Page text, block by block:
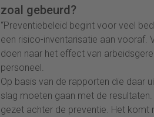
zoal gebeurd?
“Preventiebeleid begint voor veel
een risico-inventarisatie aan vooraf.
doen naar het effect van
personeel.
Op basis van de rapporten die daar
slag moeten gaan met de
gezet achter de preventie. Het komt